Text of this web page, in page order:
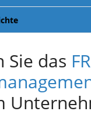
Sie das